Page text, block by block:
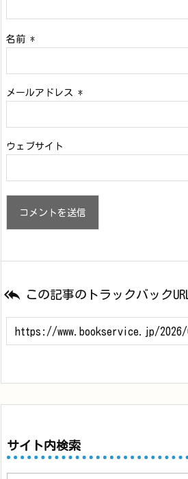
名前 *
メールアドレス *
ウェブサイト
 この記事のトラックバックURL
サイト内検索